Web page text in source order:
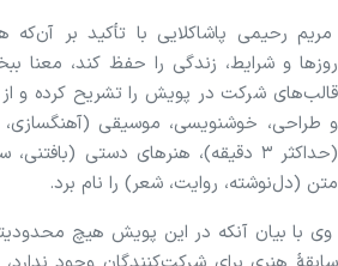
مریم رحیمی پاشاکلایی با تأکید بر آن‌که
روزها و شرایط، زندگی را حفظ کند، معنا
قالب‌های شرکت در پویش را تشریح کرده و
و طراحی، خوشنویسی، موسیقی (آهنگسازی،
(حداکثر ۳ دقیقه)، هنرهای دستی
متن (دل‌نوشته، روایت، شعر) را نام برد.
وی با بیان آنکه در این پویش هیچ